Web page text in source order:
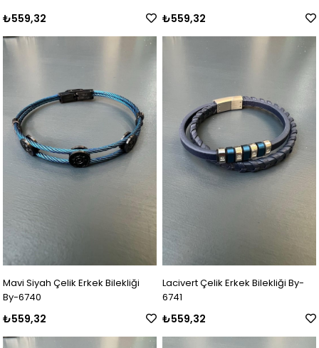
₺559,32 ₺559,32
Mavi Siyah Çelik Erkek Bilekliği
By-6740
₺559,32
Lacivert Çelik Erkek Bilekliği By-
6741
₺559,32